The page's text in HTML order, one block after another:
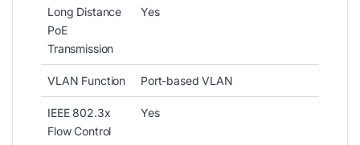
Long Distance
PoE
Transmission
Yes
VLAN Function Port-based VLAN
IEEE 802.3x
Flow Control
Yes